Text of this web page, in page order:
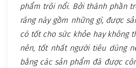
phẩm trôi nổi. Bởi thành phần
răng này gồm những gì, được
có tốt cho sức khỏe hay không
nên, tốt nhất người tiêu dùng
bằng các sản phẩm đã được